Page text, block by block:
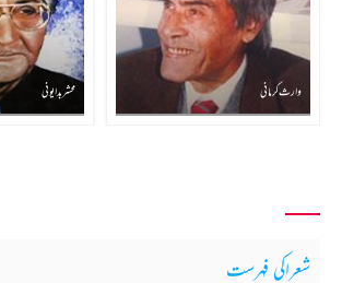
وارث کرمانی محشر بدایونی
شعراکی فہرست